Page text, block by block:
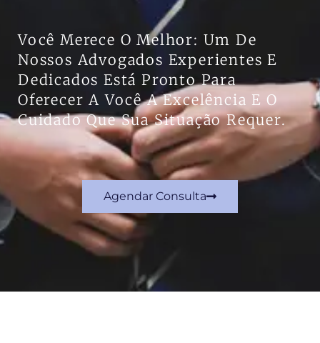
Você Merece O Melhor: Um De
Nossos Advogados Experientes E
Dedicados Está Pronto Para
Oferecer A Você A Excelência E O
Cuidado Que Sua Situação Requer.
Agendar Consulta